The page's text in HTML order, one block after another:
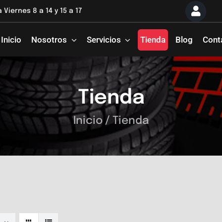
Viernes 8 a 14 y 15 a 17
Inicio Nosotros Servicios Tienda Blog
Tienda
Inicio / Tienda